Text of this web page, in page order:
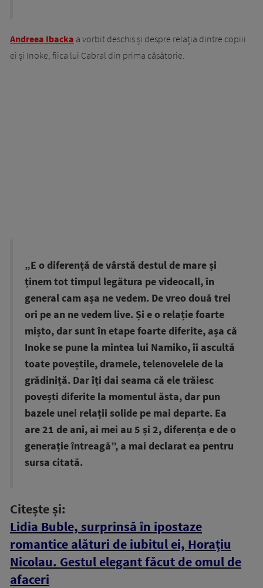
Andreea Ibacka a vorbit deschis și despre relația dintre copiii
ei și Inoke, fiica lui Cabral din prima căsătorie.
„E o diferență de vârstă destul de mare și
ținem tot timpul legătura pe videocall, în
general cam așa ne vedem. De vreo două trei
ori pe an ne vedem live. Și e o relație foarte
mișto, dar sunt în etape foarte diferite, așa că
Inoke se pune la mintea lui Namiko, îi ascultă
toate poveștile, dramele, telenovelele de la
grădiniță. Dar îți dai seama că ele trăiesc
povești diferite la momentul ăsta, dar pun
bazele unei relații solide pe mai departe. Ea
are 21 de ani, ai mei au 5 și 2, diferența e de o
generație întreagă”, a mai declarat ea pentru
sursa citată.
Citește și:
Lidia Buble, surprinsă în ipostaze
romantice alături de iubitul ei, Horațiu
Nicolau. Gestul elegant făcut de omul de
afaceri